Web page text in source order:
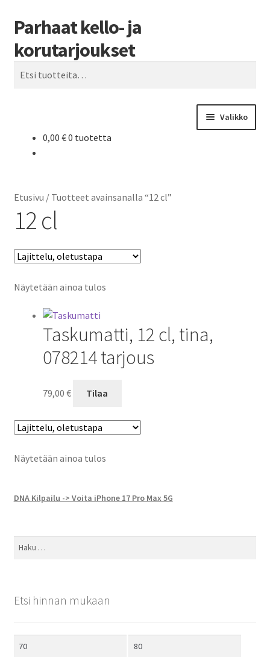
Siirry
navigointiin
Siirry
sisältöön
Parhaat kello- ja
korutarjoukset
Haku
Valikko
0,00 €0 tuotetta
Etusivu / Tuotteet avainsanalla “12 cl”
12 cl
Näytetään ainoa tulos
Taskumatti, 12 cl, tina,
078214 tarjous
79,00 € Tilaa
Näytetään ainoa tulos
DNA Kilpailu -> Voita iPhone 17 Pro Max 5G
Haku:
Etsi hinnan mukaan